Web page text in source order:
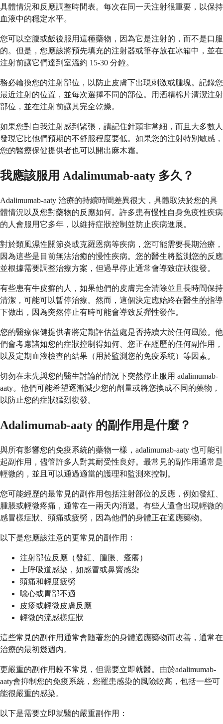
具體情況和反應調整時間表。每次在同一天注射很重要，以保持
血液中的穩定水平。
您可以空腹或飯後服用這種藥物，因為它是注射的，而不是口服
的。但是，您應該將預先填充的注射器或筆存放在冰箱中，並在
注射前讓它們達到室溫約 15-30 分鐘。
務必輪換您的注射部位，以防止皮膚下出現刺激或腫塊。記錄您
最近注射的位置，並每次選擇不同的部位。用酒精棉片清潔注射
部位，並在注射前讓其完全乾燥。
如果您對自我注射感到緊張，請記住針頭非常細，而且大多數人
發現它比他們預期的不舒服程度要低。如果您的注射特別敏感，
您的醫療保健提供者也可以開出麻木霜。
我應該服用 Adalimumab-aaty 多久？
Adalimumab-aaty 治療的持續時間差異很大，具體取決於您的具
體情況以及您對藥物的反應如何。許多患有慢性自身免疫性疾病
的人會服用它多年，以維持症狀控制並防止疾病進展。
對於類風濕性關節炎或克羅恩病等疾病，您可能需要長期治療，
因為這些是目前無法治癒的慢性疾病。您的醫生將監測您的反應
並根據需要調整治療方案，但過早停止通常會導致症狀復發。
有些患有牛皮癬的人，如果他們的皮膚完全清除並且長時間保持
清潔，可能可以暫停治療。然而，這個決定應始終在醫生的指導
下做出，因為突然停止有時可能會導致反彈性發作。
您的醫療保健提供者將定期評估益處是否持續大於任何風險。他
們會考慮諸如您的症狀控制得如何、您正在經歷的任何副作用，
以及定期血液檢查的結果（用於監測您的免疫系統）等因素。
切勿在未先與您的醫生討論的情況下突然停止服用 adalimumab-
aaty。他們可能希望逐漸減少您的劑量或將您換成不同的藥物，
以防止您的症狀猛烈復發。
Adalimumab-aaty 的副作用是什麼？
與所有影響您的免疫系統的藥物一樣，adalimumab-aaty 也可能引
起副作用，儘管許多人對其耐受性良好。最常見的副作用通常是
輕微的，並且可以通過適當的護理和監測來控制。
您可能經歷的最常見的副作用包括注射部位的反應，例如發紅、
腫脹或輕微疼痛，通常在一兩天內消退。有些人還會出現輕微的
感冒樣症狀、頭痛或疲勞，因為他們的身體正在適應藥物。
以下是您應該注意的更常見的副作用：
注射部位反應（發紅、腫脹、瘙癢）
上呼吸道感染，如感冒或鼻竇感染
頭痛和輕度疲勞
噁心或胃部不適
皮疹或輕微皮膚反應
輕微的流感樣症狀
這些常見的副作用通常會隨著您的身體適應藥物而改善，通常在
治療的最初幾週內。
更嚴重的副作用較不常見，但需要立即就醫。由於adalimumab-
aaty會抑制您的免疫系統，您罹患感染的風險較高，包括一些可
能很嚴重的感染。
以下是需要立即就醫的嚴重副作用：